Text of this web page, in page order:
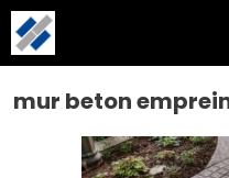
Aller
au
contenu
mur beton